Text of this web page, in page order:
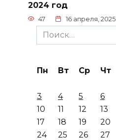
2024 год
47 16 апреля, 2025
Search
for:
Пн Вт Ср Чт
3
4 5 6
10
11 12 13
17
18 19 20
24
25 26 27